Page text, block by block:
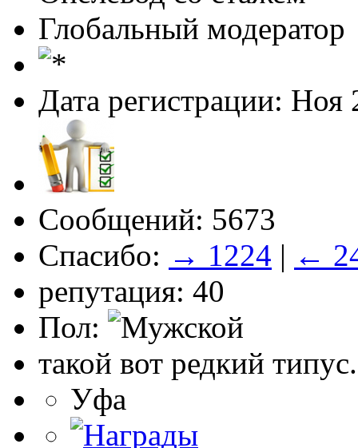
Глобальный модератор
Дата регистрации: Ноя
Сообщений: 5673
Спасибо: → 1224 | ←
репутация: 40
Пол:
такой вот редкий
Уфа